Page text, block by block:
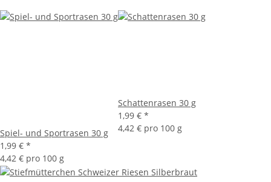
Spiel- und Sportrasen 30 g
1,99 € *
4,42 € pro 100 g
Schattenrasen 30 g
1,99 € *
4,42 € pro 100 g